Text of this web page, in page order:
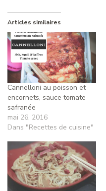
Articles similaires
Cannelloni au poisson et
encornets, sauce tomate
safranée
mai 26, 2016
Dans "Recettes de cuisine"